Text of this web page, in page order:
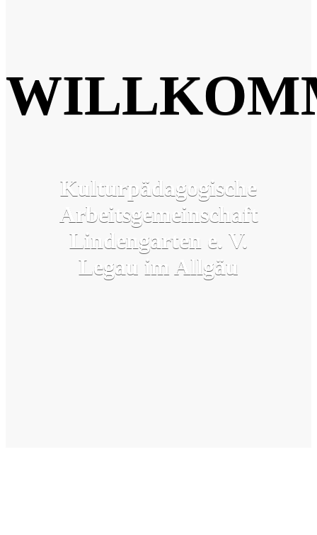
Kulturpädagogische
Arbeitsgemeinschaft
Lindengarten e. V.
Legau im Allgäu